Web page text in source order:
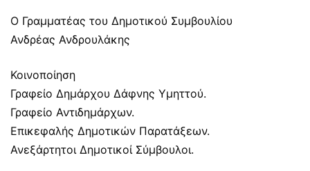
Ο Γραμματέας του Δημοτικού Συμβουλίου
Ανδρέας Ανδρουλάκης
Κοινοποίηση
Γραφείο Δημάρχου Δάφνης Υμηττού.
Γραφείο Αντιδημάρχων.
Επικεφαλής Δημοτικών Παρατάξεων.
Ανεξάρτητοι Δημοτικοί Σύμβουλοι.